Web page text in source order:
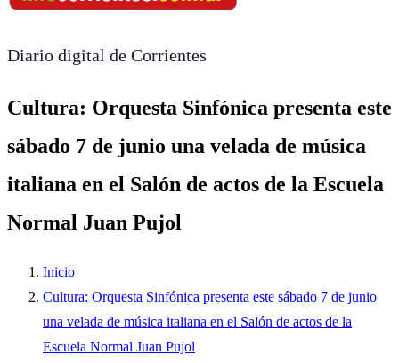
Diario digital de Corrientes
Cultura: Orquesta Sinfónica presenta este
sábado 7 de junio una velada de música
italiana en el Salón de actos de la Escuela
Normal Juan Pujol
Inicio
Cultura: Orquesta Sinfónica presenta este sábado 7 de junio
una velada de música italiana en el Salón de actos de la
Escuela Normal Juan Pujol